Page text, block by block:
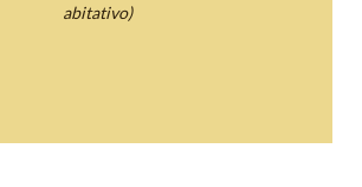
abitativo)